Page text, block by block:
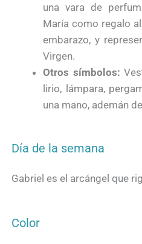
una vara de
María como regalo
embarazo, y
Virgen.
Otros símbolos:
lirio, lámpara,
una mano, ademán
Día de la semana
Gabriel es el arcángel que
Color